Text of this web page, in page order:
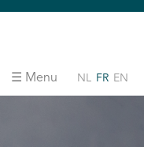
Menu NL FR EN